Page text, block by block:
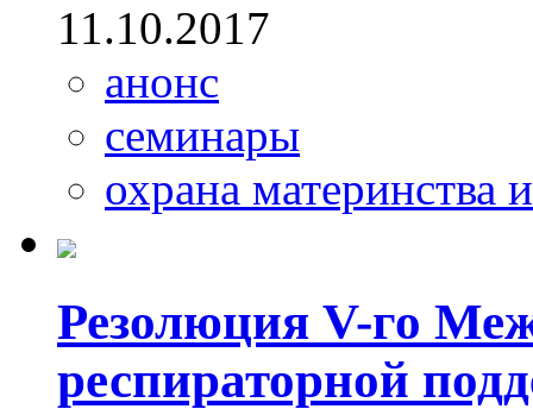
11.10.2017
анонс
семинары
охрана материнства
Резолюция V-го
респираторной